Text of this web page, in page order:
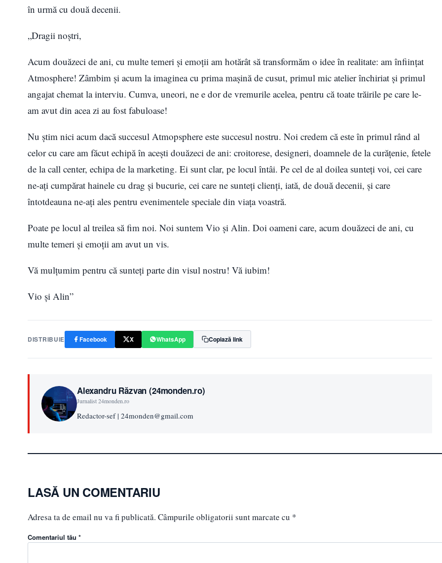
în urmă cu două decenii.
„Dragii noştri,
Acum douăzeci de ani, cu multe temeri şi emoţii am hotărât să transformăm o idee în realitate: am înfiinţat
Atmosphere! Zâmbim şi acum la imaginea cu prima maşină de cusut, primul mic atelier închiriat şi primul
angajat chemat la interviu. Cumva, uneori, ne e dor de vremurile acelea, pentru că toate trăirile pe care le-
am avut din acea zi au fost fabuloase!
Nu ştim nici acum dacă succesul Atmopsphere este succesul nostru. Noi credem că este în primul rând al
celor cu care am făcut echipă în aceşti douăzeci de ani: croitorese, designeri, doamnele de la curăţenie, fetele
de la call center, echipa de la marketing. Ei sunt clar, pe locul întâi. Pe cel de al doilea sunteţi voi, cei care
ne-aţi cumpărat hainele cu drag şi bucurie, cei care ne sunteţi clienţi, iată, de două decenii, şi care
întotdeauna ne-aţi ales pentru evenimentele speciale din viaţa voastră.
Poate pe locul al treilea să fim noi. Noi suntem Vio şi Alin. Doi oameni care, acum douăzeci de ani, cu
multe temeri şi emoţii am avut un vis.
Vă mulţumim pentru că sunteţi parte din visul nostru! Vă iubim!
Vio şi Alin”
DISTRIBUIE Facebook X WhatsApp Copiază link
Alexandru Răzvan (24monden.ro)
Jurnalist 24monden.ro
Redactor-sef | 24monden@gmail.com
LASĂ UN COMENTARIU
Adresa ta de email nu va fi publicată. Câmpurile obligatorii sunt marcate cu *
Comentariul tău *